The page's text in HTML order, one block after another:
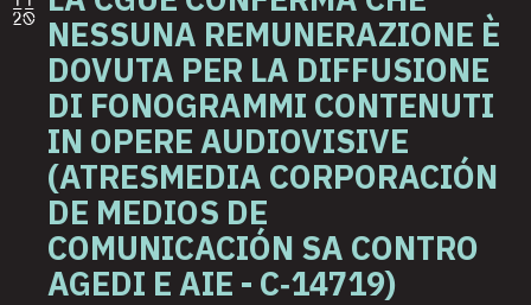
20
NESSUNA REMUNERAZIONE È
DOVUTA PER LA DIFFUSIONE
DI FONOGRAMMI CONTENUTI
IN OPERE AUDIOVISIVE
(ATRESMEDIA CORPORACIÓN
DE MEDIOS DE
COMUNICACIÓN SA CONTRO
AGEDI E AIE - C‑14719)